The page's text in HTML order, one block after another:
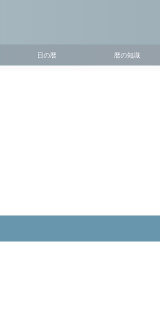
日の暦 暦の知識